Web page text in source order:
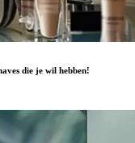
die je wil hebben!